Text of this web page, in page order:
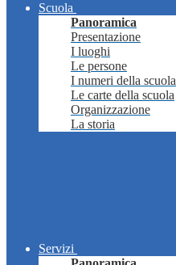
Scuola
Panoramica
Presentazione
I luoghi
Le persone
I numeri della scuola
Le carte della scuola
Organizzazione
La storia
Servizi